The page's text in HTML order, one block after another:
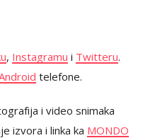
, Instagramu i Twitteru.
telefone.
i video snimaka
izvora i linka ka MONDO